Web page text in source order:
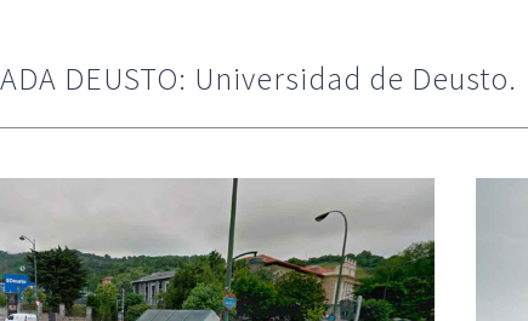
DEUSTO: Universidad de Deusto.